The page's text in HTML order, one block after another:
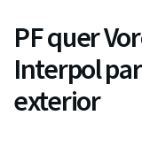
PF quer
Interpol
exterior